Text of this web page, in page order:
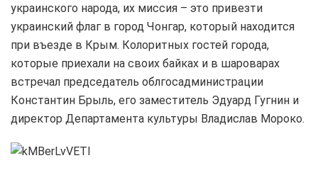
украинского народа, их миссия – это привезти
украинский флаг в город Чонгар, который находится
при въезде в Крым. Колоритных гостей города,
которые приехали на своих байках и в шароварах
встречал председатель облгосадминистрации
Константин Брыль, его заместитель Эдуард Гугнин и
директор Департамента культуры Владислав Мороко.